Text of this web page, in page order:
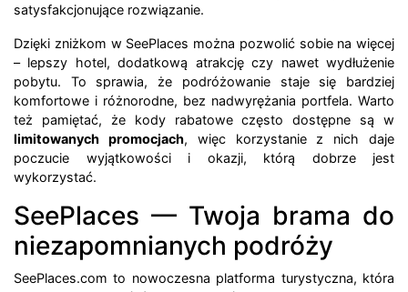
satysfakcjonujące rozwiązanie.
Dzięki zniżkom w SeePlaces można pozwolić sobie na więcej
– lepszy hotel, dodatkową atrakcję czy nawet wydłużenie
pobytu. To sprawia, że podróżowanie staje się bardziej
komfortowe i różnorodne, bez nadwyrężania portfela. Warto
też pamiętać, że kody rabatowe często dostępne są w
limitowanych promocjach, więc korzystanie z nich daje
poczucie wyjątkowości i okazji, którą dobrze jest
wykorzystać.
SeePlaces — Twoja brama do
niezapomnianych podróży
SeePlaces.com to nowoczesna platforma turystyczna, która